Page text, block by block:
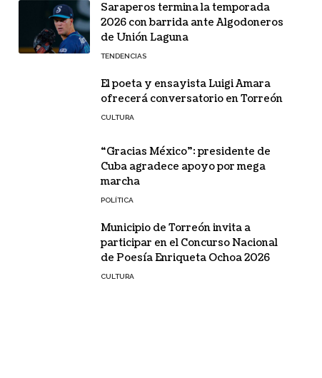
Saraperos termina la temporada
2026 con barrida ante Algodoneros
de Unión Laguna
TENDENCIAS
El poeta y ensayista Luigi Amara
ofrecerá conversatorio en Torreón
CULTURA
“Gracias México”: presidente de
Cuba agradece apoyo por mega
marcha
POLÍTICA
Municipio de Torreón invita a
participar en el Concurso Nacional
de Poesía Enriqueta Ochoa 2026
CULTURA